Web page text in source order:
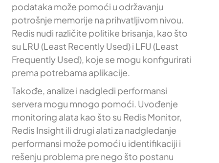
podataka može pomoći u održavanju
potrošnje memorije na prihvatljivom nivou.
Redis nudi različite politike brisanja, kao što
su LRU (Least Recently Used) i LFU (Least
Frequently Used), koje se mogu konfigurirati
prema potrebama aplikacije.
Takođe, analize i nadgledi performansi
servera mogu mnogo pomoći. Uvođenje
monitoring alata kao što su Redis Monitor,
Redis Insight ili drugi alati za nadgledanje
performansi može pomoći u identifikaciji i
rešenju problema pre nego što postanu